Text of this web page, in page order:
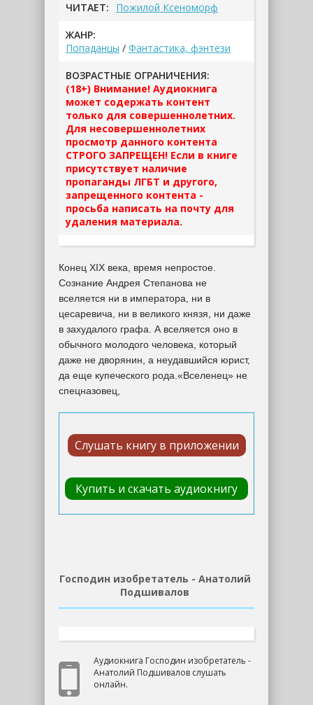
ЧИТАЕТ: Пожилой Ксеноморф
ЖАНР:
Попаданцы / Фантастика, фэнтези
ВОЗРАСТНЫЕ ОГРАНИЧЕНИЯ:
(18+) Внимание! Аудиокнига
может содержать контент
только для совершеннолетних.
Для несовершеннолетних
просмотр данного контента
СТРОГО ЗАПРЕЩЕН! Если в книге
присутствует наличие
пропаганды ЛГБТ и другого,
запрещенного контента -
просьба написать на почту для
удаления материала.
Конец XIX века, время непростое.
Сознание Андрея Степанова не
вселяется ни в императора, ни в
цесаревича, ни в великого князя, ни даже
в захудалого графа. А вселяется оно в
обычного молодого человека, который
даже не дворянин, а неудавшийся юрист,
да еще купеческого рода.«Вселенец» не
спецназовец,
Слушать книгу в приложении
Купить и скачать аудиокнигу
Господин изобретатель - Анатолий
Подшивалов
Аудиокнига Господин изобретатель -
Анатолий Подшивалов слушать
онлайн.